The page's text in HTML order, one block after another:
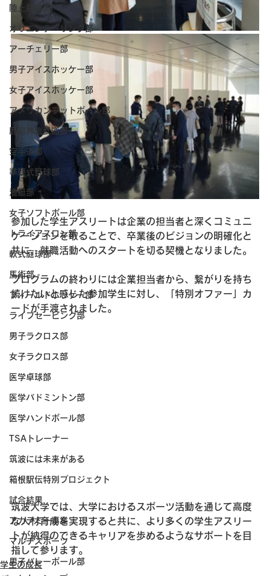
陸上競技部
オリエンテーリング部
アーチェリー部
男子アイスホッケー部
女子アイスホッケー部
アメリカンフットボール部
鹿島神流武道部
空手道部
準硬式野球部
漕艇部
女子ソフトボール部
トライアスロン部
軟式庭球部
馬術部
フィールドホッケー部
ライフセービング部
男子ラクロス部
女子ラクロス部
医学卓球部
医学バドミントン部
医学ハンドボール部
TSAトレーナー
筑波には未来がある
箱根駅伝特別プロジェクト
試合結果
アカデミー事業
マルチスポーツ
男子バレーボール部
参加した学生アスリートは企業の担当者と深くコミュニ
ケーションを取ることで、卒業後のビジョンの明確化と
共に、就職活動へのスタートを切る契機となりました。
プログラムの終わりには企業担当者から、繋がりを持ち
続けたいと感じた参加学生に対し、「特別オファー」カ
ードが手渡されました。
筑波大学では、大学におけるスポーツ活動を通じて高度
な人材育成を実現すると共に、より多くの学生アスリー
トが納得のできるキャリアを歩めるようなサポートを目
指して参ります。
学生の成長